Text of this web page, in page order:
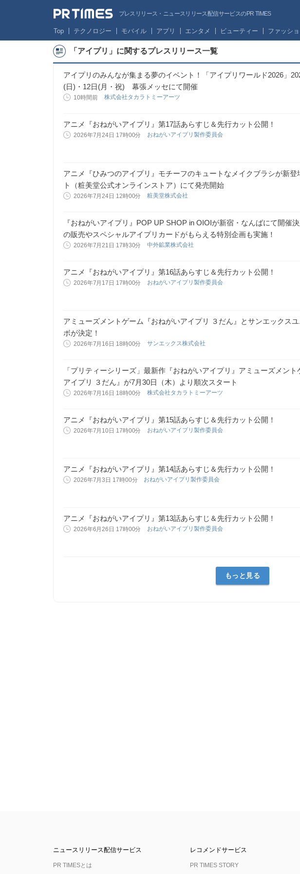
プレスリリース・ニュースリリース配信サービスのPR TIMES
Top テクノロジー モバイル アプリ エンタメ ビューティー ファッシ
「アイプリ」に関するプレスリリース一覧
アイプリのみんなが集まる夢のイベント！「アイプリワールド2026」
(日)・12日(月・祝) 幕張メッセにて開催
10時間前 株式会社タカラトミーアーツ
アニメ『おねがいアイプリ』第17話あらすじ＆先行カット公開！
2026年7月24日 17時00分 おねがいアイプリ製作委員会
アニメ『ひみつのアイプリ』モチーフのキュートなメイクブラシが新登
ト（粧美堂公式オンラインストア）にて発売開始
2026年7月24日 12時00分 粧美堂株式会社
『おねがいアイプリ』POP UP SHOP in OIOIが新宿・なんばにて開催
の販売やスペシャルアイプリカードがもらえる特別企画も実施！
2026年7月21日 17時30分 中外鉱業株式会社
アニメ『おねがいアイプリ』第16話あらすじ＆先行カット公開！
2026年7月17日 17時00分 おねがいアイプリ製作委員会
アミューズメントゲーム『おねがいアイプリ ３だん』とサンエックス
ボが決定！
2026年7月16日 18時00分 サンエックス株式会社
「プリティーシリーズ」最新作『おねがいアイプリ』アミューズメン
アイプリ ３だん』が7月30日（木）より順次スタート
2026年7月16日 18時00分 株式会社タカラトミーアーツ
アニメ『おねがいアイプリ』第15話あらすじ＆先行カット公開！
2026年7月10日 17時00分 おねがいアイプリ製作委員会
アニメ『おねがいアイプリ』第14話あらすじ＆先行カット公開！
2026年7月3日 17時00分 おねがいアイプリ製作委員会
アニメ『おねがいアイプリ』第13話あらすじ＆先行カット公開！
2026年6月26日 17時00分 おねがいアイプリ製作委員会
もっと見る
ニュースリリース配信サービス
PR TIMESとは
レコメンドサービス
PR TIMES STORY